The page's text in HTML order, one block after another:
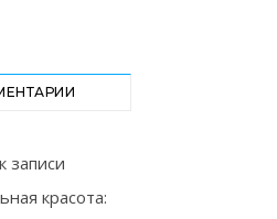
к записи
красота: